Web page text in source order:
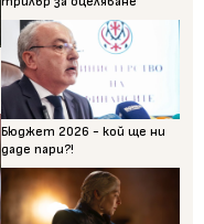
Бюджет 2026 - кой ще ни
даде пари?!